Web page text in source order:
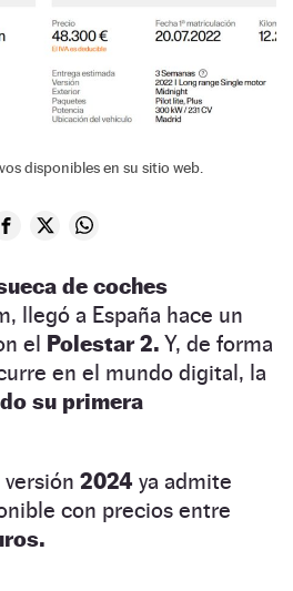
disponibles en su sitio web.
de coches
llegó a España hace un
el Polestar 2. Y, de forma
en el mundo digital, la
su primera
2024 ya admite
con precios entre